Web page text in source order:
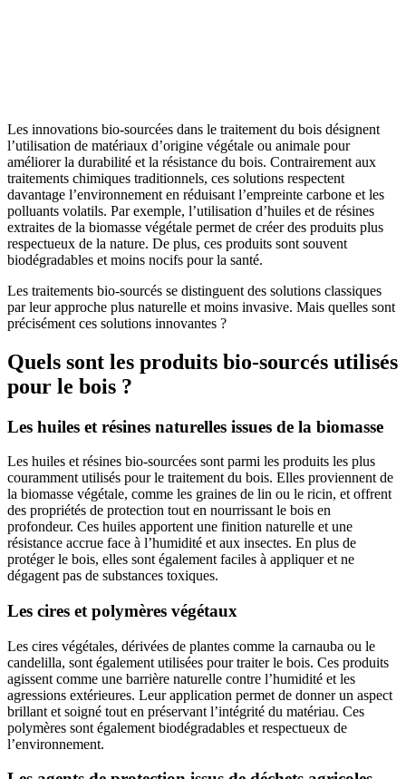
Les innovations bio-sourcées dans le traitement du bois désignent
l’utilisation de matériaux d’origine végétale ou animale pour
améliorer la durabilité et la résistance du bois. Contrairement aux
traitements chimiques traditionnels, ces solutions respectent
davantage l’environnement en réduisant l’empreinte carbone et les
polluants volatils. Par exemple, l’utilisation d’huiles et de résines
extraites de la biomasse végétale permet de créer des produits plus
respectueux de la nature. De plus, ces produits sont souvent
biodégradables et moins nocifs pour la santé.
Les traitements bio-sourcés se distinguent des solutions classiques
par leur approche plus naturelle et moins invasive. Mais quelles sont
précisément ces solutions innovantes ?
Quels sont les produits bio-sourcés utilisés
pour le bois ?
Les huiles et résines naturelles issues de la biomasse
Les huiles et résines bio-sourcées sont parmi les produits les plus
couramment utilisés pour le traitement du bois. Elles proviennent de
la biomasse végétale, comme les graines de lin ou le ricin, et offrent
des propriétés de protection tout en nourrissant le bois en
profondeur. Ces huiles apportent une finition naturelle et une
résistance accrue face à l’humidité et aux insectes. En plus de
protéger le bois, elles sont également faciles à appliquer et ne
dégagent pas de substances toxiques.
Les cires et polymères végétaux
Les cires végétales, dérivées de plantes comme la carnauba ou le
candelilla, sont également utilisées pour traiter le bois. Ces produits
agissent comme une barrière naturelle contre l’humidité et les
agressions extérieures. Leur application permet de donner un aspect
brillant et soigné tout en préservant l’intégrité du matériau. Ces
polymères sont également biodégradables et respectueux de
l’environnement.